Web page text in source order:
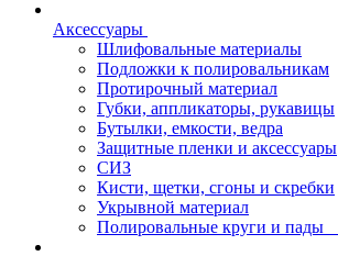
Аксессуары
Шлифовальные материалы
Подложки к полировальникам
Протирочный материал
Губки, аппликаторы, рукавицы
Бутылки, емкости, ведра
Защитные пленки и аксессуары
СИЗ
Кисти, щетки, сгоны и скребки
Укрывной материал
Полировальные круги и пады